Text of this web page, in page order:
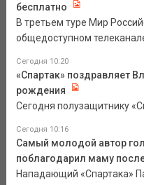
бесплатно
В третьем туре Мир
общедоступном
Сегодня 10:20
«Спартак» поздравляет
рождения
Сегодня полузащитнику
Сегодня 10:16
Самый молодой автор
поблагодарил маму
Нападающий «Спартака»